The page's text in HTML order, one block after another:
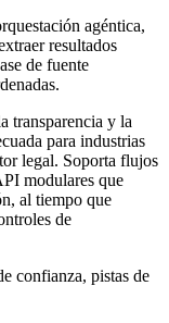
agéntica,
resultados
de fuente
transparencia y la
para industrias
legal. Soporta flujos
modulares que
al tiempo que
de
confianza, pistas de